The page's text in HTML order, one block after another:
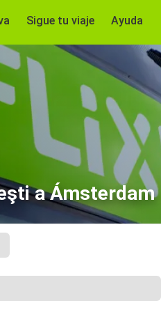
Sigue tu viaje Ayuda
a Ámsterdam